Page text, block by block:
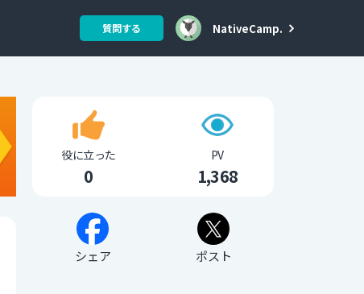
質問する NativeCamp.
役に立った
0
PV
1,368
シェア ポスト